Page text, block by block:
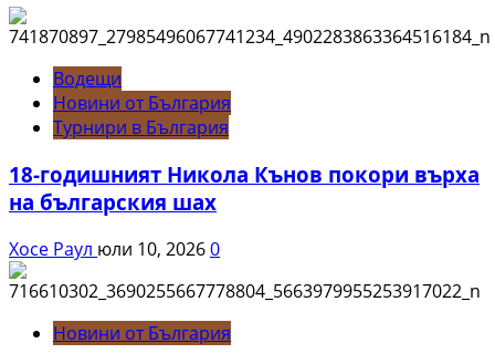
Водещи
Новини от България
Турнири в България
18-годишният Никола Кънов покори върха
на българския шах
Хосе Раул юли 10, 20260
Новини от България